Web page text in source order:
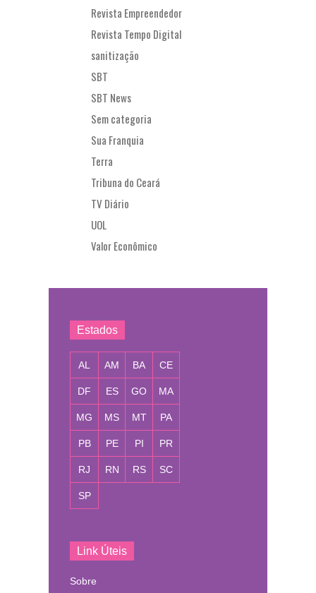
Revista Empreendedor
Revista Tempo Digital
sanitização
SBT
SBT News
Sem categoria
Sua Franquia
Terra
Tribuna do Ceará
TV Diário
UOL
Valor Econômico
Estados
AL AM BA CE
DF ES GO MA
MG MS MT PA
PB PE PI PR
RJ RN RS SC
SP
Link Úteis
Sobre